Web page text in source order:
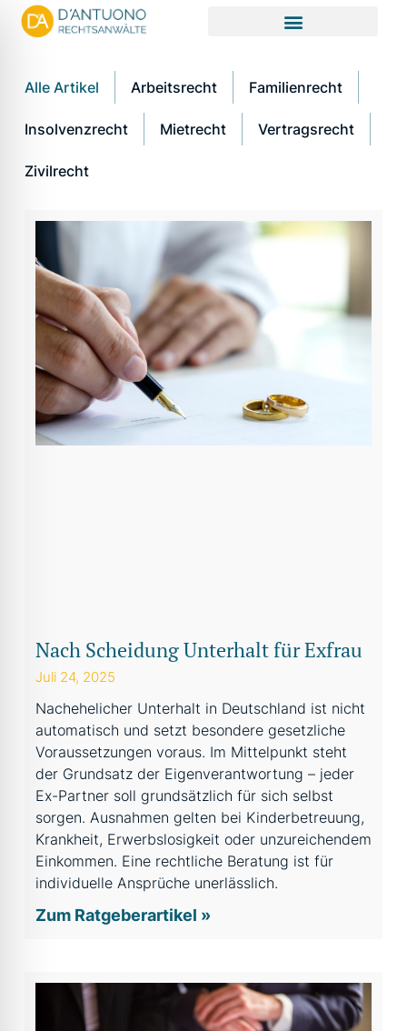
Zum
Inhalt
Alle Artikel
Arbeitsrecht Familienrecht
Insolvenzrecht Mietrecht Vertragsrecht
Zivilrecht
Nach Scheidung Unterhalt für Exfrau
Juli 24, 2025
Nachehelicher Unterhalt in Deutschland ist nicht
automatisch und setzt besondere gesetzliche
Voraussetzungen voraus. Im Mittelpunkt steht
der Grundsatz der Eigenverantwortung – jeder
Ex-Partner soll grundsätzlich für sich selbst
sorgen. Ausnahmen gelten bei Kinderbetreuung,
Krankheit, Erwerbslosigkeit oder unzureichendem
Einkommen. Eine rechtliche Beratung ist für
individuelle Ansprüche unerlässlich.
Zum Ratgeberartikel »